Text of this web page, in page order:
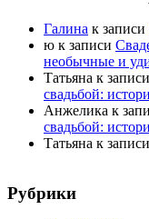
Галина к записи
ю к записи
необычные и
Татьяна к записи
свадьбой:
Анжелика к
свадьбой:
Татьяна к записи
Рубрики